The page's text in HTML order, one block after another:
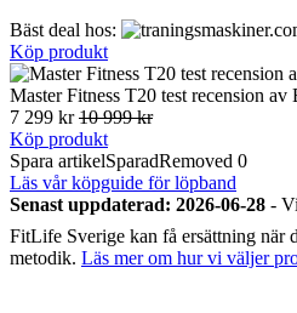
Bäst deal hos:
Köp produkt
Master Fitness T20 test recension
7 299 kr10 999 kr
Köp produkt
Spara artikelSparadRemoved 0
Läs vår köpguide för löpband
Senast uppdaterad: 2026-06-28 -
FitLife Sverige kan få ersättning när
metodik. Läs mer om hur vi väljer